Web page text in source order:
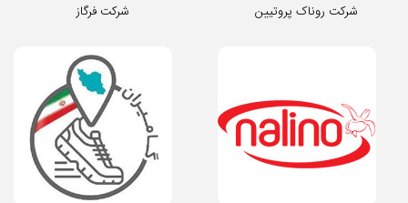
شرکت فرگاز شرکت روناک پروتیین